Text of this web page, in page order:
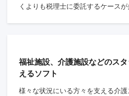
くよりも税理士に委託するケース
福祉施設、介護施設などのス
えるソフト
様々な状況にいる方々を支える介